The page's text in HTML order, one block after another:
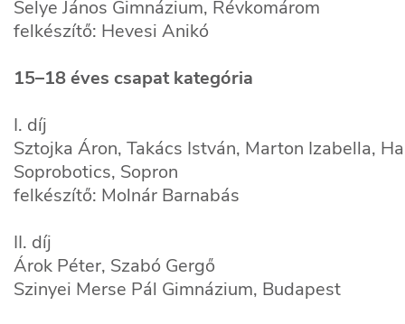
Selye János Gimnázium, Révkomárom
felkészítő: Hevesi Anikó
15–18 éves csapat kategória
I. díj
Sztojka Áron, Takács István, Marton Izabella,
Soprobotics, Sopron
felkészítő: Molnár Barnabás
II. díj
Árok Péter, Szabó Gergő
Szinyei Merse Pál Gimnázium, Budapest